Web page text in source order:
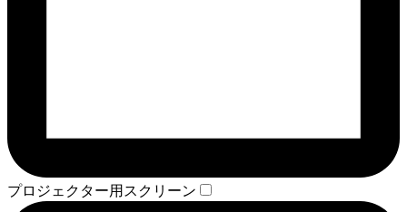
プロジェクター用スクリーン